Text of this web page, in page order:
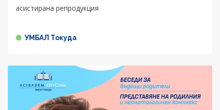
асистирана репродукция
УМБАЛ Токуда